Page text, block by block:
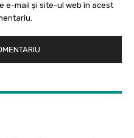
e-mail și site-ul web în acest